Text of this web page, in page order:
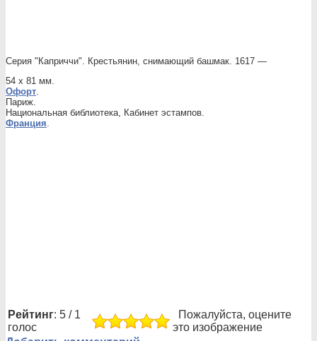
Серия "Каприччи". Крестьянин, снимающий башмак. 1617 —
54 х 81 мм.
Офорт.
Париж.
Национальная библиотека, Кабинет эстампов.
Франция.
Рейтинг: 5 / 1
голос
Пожалуйста, оцените
это изображение